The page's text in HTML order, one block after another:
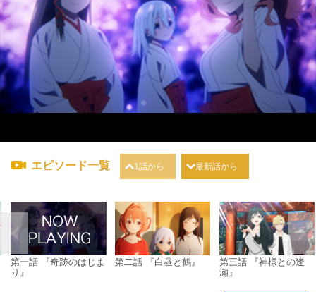
loading...
エピソード一覧 1話から 最新話から
第一話 『奇跡のはじま
り』
第二話 『白昼と鶴』
第三話 『神様との逢
瀬』